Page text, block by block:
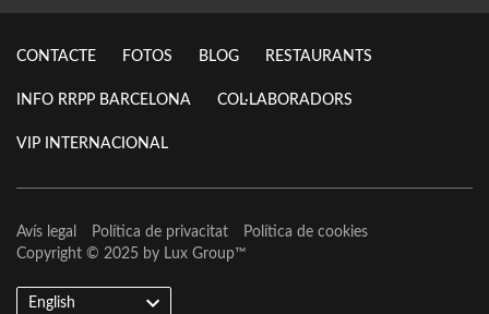
CONTACTE FOTOS BLOG RESTAURANTS
INFO RRPP BARCELONA COL·LABORADORS
VIP INTERNACIONAL
Avís legal Política de privacitat
Política de cookies
Copyright © 2025 by Lux Group™
English